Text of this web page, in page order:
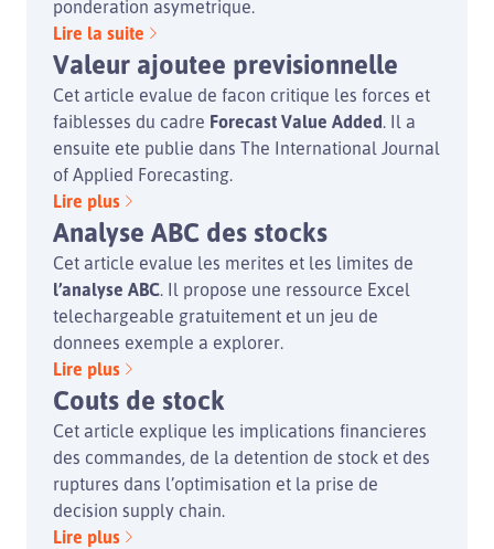
ponderation asymetrique.
Lire la suite
Valeur ajoutee previsionnelle
Cet article evalue de facon critique les forces et
faiblesses du cadre Forecast Value Added. Il a
ensuite ete publie dans The International Journal
of Applied Forecasting.
Lire plus
Analyse ABC des stocks
Cet article evalue les merites et les limites de
l’analyse ABC. Il propose une ressource Excel
telechargeable gratuitement et un jeu de
donnees exemple a explorer.
Lire plus
Couts de stock
Cet article explique les implications financieres
des commandes, de la detention de stock et des
ruptures dans l’optimisation et la prise de
decision supply chain.
Lire plus